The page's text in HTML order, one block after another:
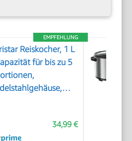
EMPFEHLUNG
Reiskocher, 1 L
für bis zu 5
Warmhaltefunktion,
34,99 €